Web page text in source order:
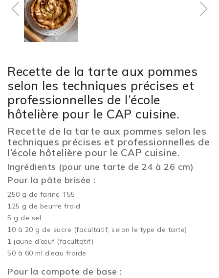
Recette de la tarte aux pommes
selon les techniques précises et
professionnelles de l’école
hôtelière pour le CAP cuisine.
Recette de la tarte aux pommes selon les
techniques précises et professionnelles de
l’école hôtelière pour le CAP cuisine.
Ingrédients (pour une tarte de 24 à 26 cm)
Pour la pâte brisée :
250 g de farine T55
125 g de beurre froid
5 g de sel
10 à 20 g de sucre (facultatif, selon le type de tarte)
1 jaune d’œuf (facultatif)
50 à 60 ml d’eau froide
Pour la compote de base :